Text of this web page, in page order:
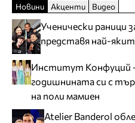
Новини Акценти Видео
Ученически раници
представя най-
Институт Конфуций
годишнината си с
на поли мамиен
Atelier Banderol